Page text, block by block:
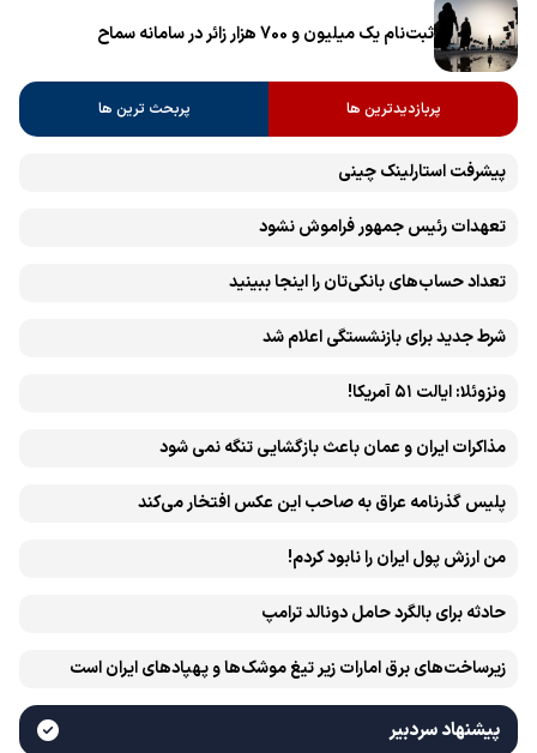
ثبت‌نام یک میلیون و 700 هزار زائر در سامانه سماح ‌
پربازدیدترین ها پربحث ترین ها
پیشرفت ‏استارلینک چینی
تعهدات رئیس جمهور فراموش نشود
تعداد حساب‌های بانکی‌تان را اینجا ببینید
شرط جدید برای بازنشستگی اعلام شد
ونزوئلا: ایالت ۵۱ آمریکا!
مذاکرات ایران و عمان باعث بازگشایی تنگه نمی شود
پلیس گذرنامه عراق به صاحب این عکس افتخار می‌کند
من ارزش پول ایران را نابود کردم!
حادثه برای بالگرد حامل دونالد ترامپ
زیرساخت‌های برق امارات زیر تیغ موشک‌ها و پهپادهای ایران است
پیشنهاد سردبیر